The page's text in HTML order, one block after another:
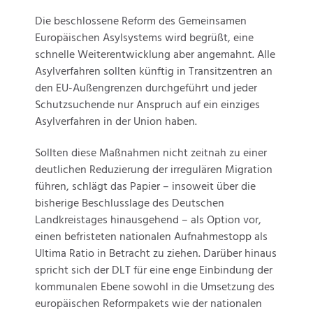
Die beschlossene Reform des Gemeinsamen
Europäischen Asylsystems wird begrüßt, eine
schnelle Weiterentwicklung aber angemahnt. Alle
Asylverfahren sollten künftig in Transitzentren an
den EU-Außengrenzen durchgeführt und jeder
Schutzsuchende nur Anspruch auf ein einziges
Asylverfahren in der Union haben.
Sollten diese Maßnahmen nicht zeitnah zu einer
deutlichen Reduzierung der irregulären Migration
führen, schlägt das Papier – insoweit über die
bisherige Beschlusslage des Deutschen
Landkreistages hinausgehend – als Option vor,
einen befristeten nationalen Aufnahmestopp als
Ultima Ratio in Betracht zu ziehen. Darüber hinaus
spricht sich der DLT für eine enge Einbindung der
kommunalen Ebene sowohl in die Umsetzung des
europäischen Reformpakets wie der nationalen